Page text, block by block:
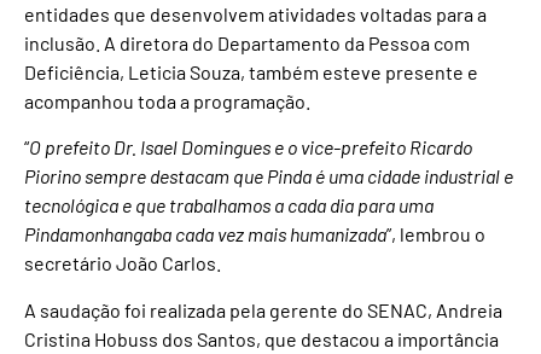
entidades que desenvolvem atividades voltadas para a
inclusão. A diretora do Departamento da Pessoa com
Deficiência, Leticia Souza, também esteve presente e
acompanhou toda a programação.
“O prefeito Dr. Isael Domingues e o vice-prefeito Ricardo
Piorino sempre destacam que Pinda é uma cidade industrial e
tecnológica e que trabalhamos a cada dia para uma
Pindamonhangaba cada vez mais humanizada”, lembrou o
secretário João Carlos.
A saudação foi realizada pela gerente do SENAC, Andreia
Cristina Hobuss dos Santos, que destacou a importância